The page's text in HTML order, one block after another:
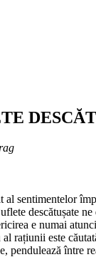
al sentimentelor
descătușate
e numai
rațiunii este
pendulează